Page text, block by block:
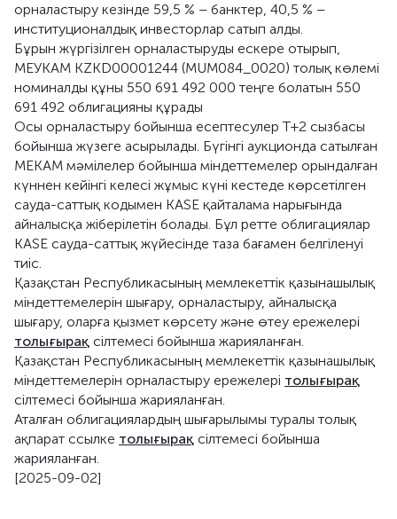
орналастыру кезінде 59,5 % – банктер, 40,5 % –
институционалдық инвесторлар сатып алды.
Бұрын жүргізілген орналастыруды ескере отырып,
МЕУКАМ KZKD00001244 (MUM084_0020) толық көлемі
номиналды құны 550 691 492 000 теңге болатын 550
691 492 облигацияны құрады
Осы орналастыру бойынша есептесулер Т+2 сызбасы
бойынша жүзеге асырылады. Бүгінгі аукционда сатылған
МЕКАМ мәмілелер бойынша міндеттемелер орындалған
күннен кейінгі келесі жұмыс күні кестеде көрсетілген
сауда-саттық кодымен KASE қайталама нарығында
айналысқа жіберілетін болады. Бұл ретте облигациялар
KASE сауда-саттық жүйесінде таза бағамен белгіленуі
тиіс.
Қазақстан Республикасының мемлекеттік қазынашылық
міндеттемелерін шығару, орналастыру, айналысқа
шығару, оларға қызмет көрсету және өтеу ережелері
толығырақ сілтемесі бойынша жарияланған.
Қазақстан Республикасының мемлекеттік қазынашылық
міндеттемелерін орналастыру ережелері толығырақ
сілтемесі бойынша жарияланған.
Аталған облигациялардың шығарылымы туралы толық
ақпарат ссылке толығырақ сілтемесі бойынша
жарияланған.
[2025-09-02]